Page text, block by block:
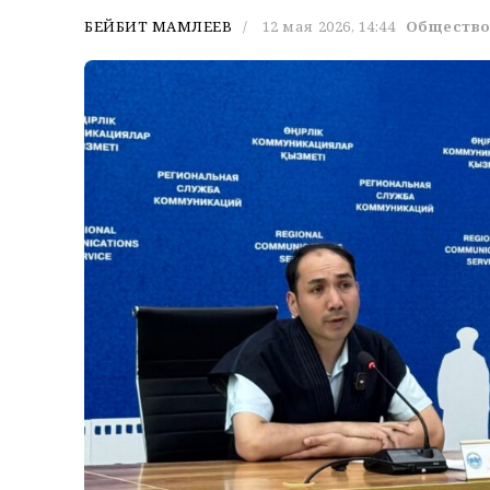
БЕЙБИТ МАМЛЕЕВ 12 мая 2026, 14:44 Общество